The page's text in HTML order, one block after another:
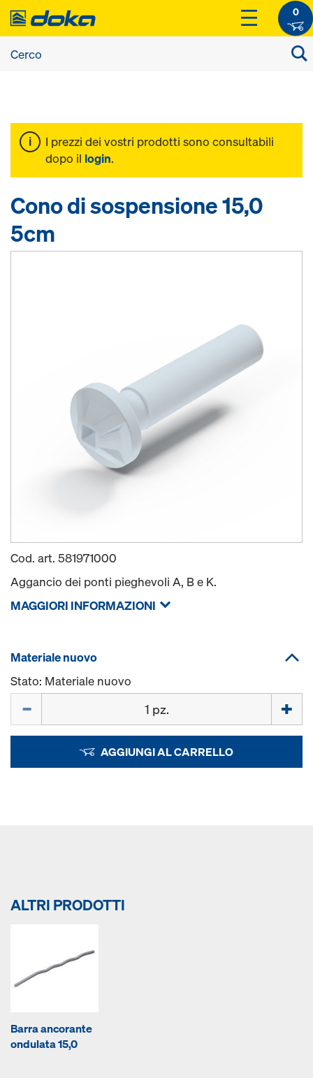
0
I prezzi dei vostri prodotti sono consultabili
dopo il login.
Cono di sospensione 15,0
5cm
Cod. art. 581971000
Aggancio dei ponti pieghevoli A, B e K.
MAGGIORI INFORMAZIONI
Materiale nuovo
Stato: Materiale nuovo
AGGIUNGI AL CARRELLO
ALTRI PRODOTTI
Barra ancorante
ondulata 15,0